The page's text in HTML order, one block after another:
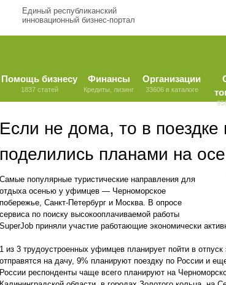
Единый республиканский
инновационный бизнес-портал
Помощь бизнесу
1837 статей
Финансы
Кредиты, лизинг
Организации
33606 в каталоге
Если не дома, то в
поделились планами на
Самые популярные туристические направления для
отдыха осенью у уфимцев — Черноморское
побережье, Санкт-Петербург и Москва. В опросе
сервиса по поиску высокооплачиваемой работы
SuperJob приняли участие работающие экономически
1 из 3 трудоустроенных уфимцев планирует пойти в
отправятся на дачу, 9% планируют поездку по России и
России респонденты чаще всего планируют на